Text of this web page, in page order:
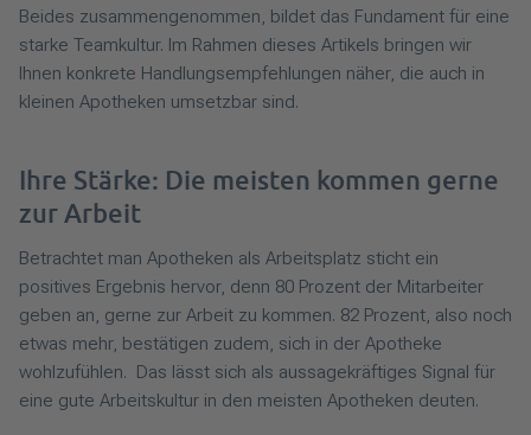
Beides zusammengenommen, bildet das Fundament für eine
starke Teamkultur. Im Rahmen dieses Artikels bringen wir
Ihnen konkrete Handlungsempfehlungen näher, die auch in
kleinen Apotheken umsetzbar sind.
Ihre Stärke: Die meisten kommen gerne
zur Arbeit
Betrachtet man Apotheken als Arbeitsplatz sticht ein
positives Ergebnis hervor, denn 80 Prozent der Mitarbeiter
geben an, gerne zur Arbeit zu kommen. 82 Prozent, also noch
etwas mehr, bestätigen zudem, sich in der Apotheke
wohlzufühlen. Das lässt sich als aussagekräftiges Signal für
eine gute Arbeitskultur in den meisten Apotheken deuten.